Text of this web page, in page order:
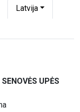
Latvija
UPĖS